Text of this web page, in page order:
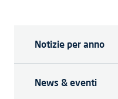
Notizie per anno
News & eventi